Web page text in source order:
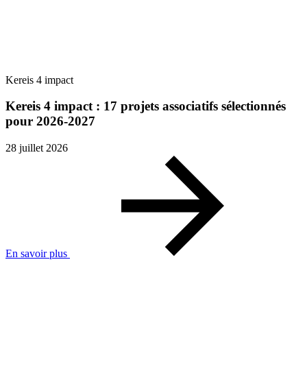
Kereis 4 impact
Kereis 4 impact : 17 projets associatifs sélectionnés
pour 2026-2027
28 juillet 2026
En savoir plus